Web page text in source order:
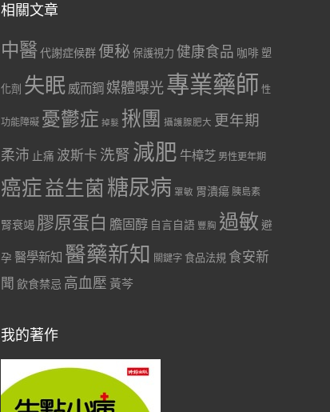
相關文章
中醫代謝症候群 便秘 保護視力 健康食品 咖啡 塑
化劑 失眠 威而鋼 媒體曝光專業藥師 性
功能障礙 憂鬱症 掉髮 揪團 攝護腺肥大 更年期
柔沛 止痛 波斯卡 洗腎 減肥 牛樟芝 男性更年期
癌症益生菌 糖尿病 罩敏 胃潰瘍 胰島素
腎衰竭 膠原蛋白 膽固醇 自言自語 豐胸 過敏 避
孕 醫學新知 醫藥新知 關鍵字 食品法規 食安新
聞 飲食禁忌 高血壓 黃芩
我的著作